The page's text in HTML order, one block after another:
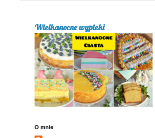
Wielkanocne wypieki
O mnie